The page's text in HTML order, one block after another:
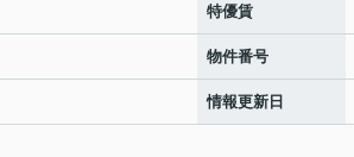
特優賃
物件番号
情報更新日